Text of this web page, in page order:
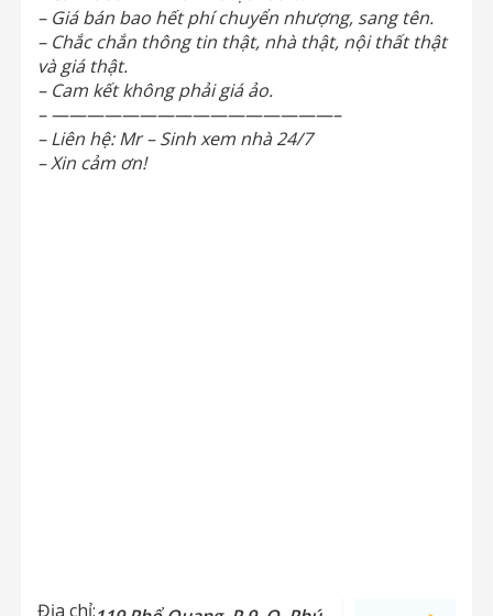
– Giá bán bao hết phí chuyển nhượng, sang tên.
– Chắc chắn thông tin thật, nhà thật, nội thất thật
và giá thật.
– Cam kết không phải giá ảo.
– ————————————————–
– Liên hệ: Mr – Sinh xem nhà 24/7
– Xin cảm ơn!
Địa chỉ: